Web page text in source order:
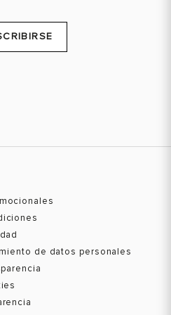
de datos personales